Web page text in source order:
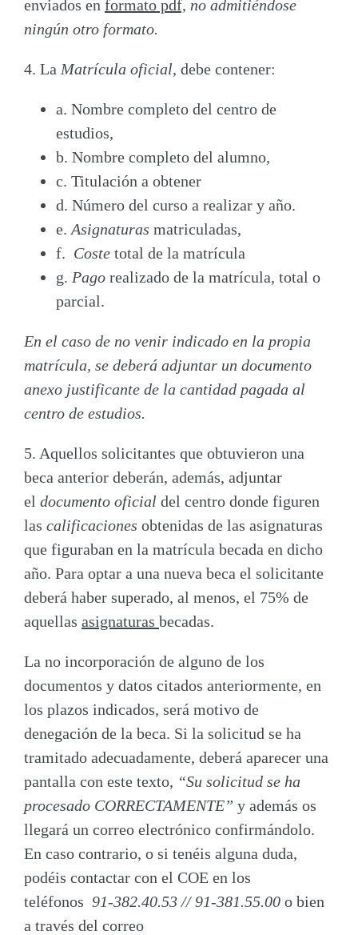
enviados en formato pdf, no admitiéndose
ningún otro formato.
4. La Matrícula oficial, debe contener:
a. Nombre completo del centro de
estudios,
b. Nombre completo del alumno,
c. Titulación a obtener
d. Número del curso a realizar y año.
e. Asignaturas matriculadas,
f. Coste total de la matrícula
g. Pago realizado de la matrícula, total o
parcial.
En el caso de no venir indicado en la propia
matrícula, se deberá adjuntar un documento
anexo justificante de la cantidad pagada al
centro de estudios.
5. Aquellos solicitantes que obtuvieron una
beca anterior deberán, además, adjuntar
el documento oficial del centro donde figuren
las calificaciones obtenidas de las asignaturas
que figuraban en la matrícula becada en dicho
año. Para optar a una nueva beca el solicitante
deberá haber superado, al menos, el 75% de
aquellas asignaturas becadas.
La no incorporación de alguno de los
documentos y datos citados anteriormente, en
los plazos indicados, será motivo de
denegación de la beca. Si la solicitud se ha
tramitado adecuadamente, deberá aparecer una
pantalla con este texto, “Su solicitud se ha
procesado CORRECTAMENTE” y además os
llegará un correo electrónico confirmándolo.
En caso contrario, o si tenéis alguna duda,
podéis contactar con el COE en los
teléfonos 91-382.40.53 // 91-381.55.00 o bien
a través del correo